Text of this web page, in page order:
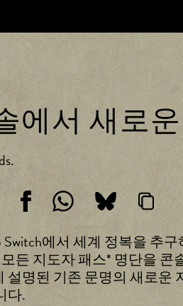
에서 새로
Switch에서 세계 정복을
든 지도자 패스* 명단을 콘
명된 기존 문명의 새로
다.